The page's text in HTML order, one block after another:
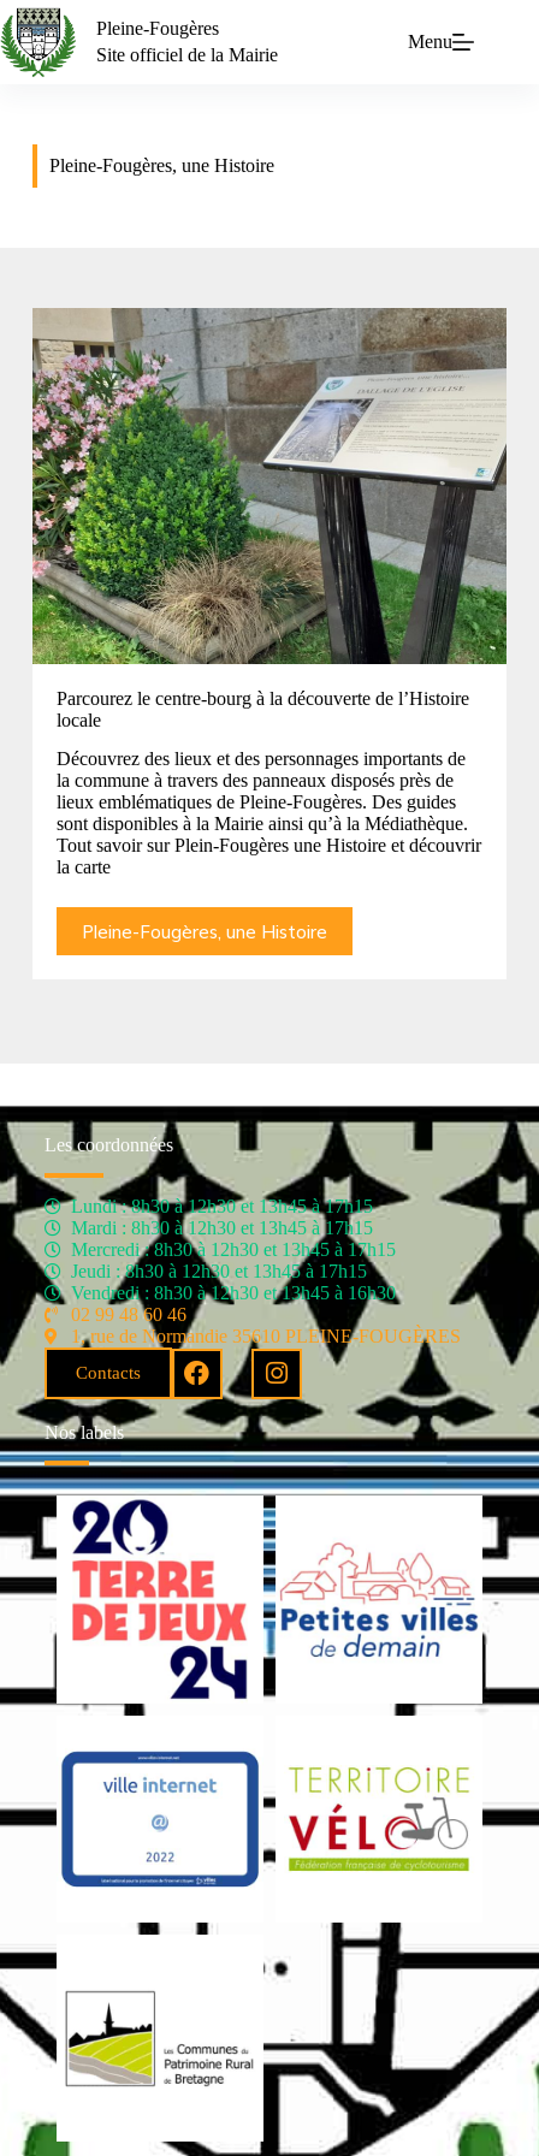
Pleine-Fougères
Site officiel de la Mairie
Menu
Pleine-Fougères, une Histoire
Parcourez le centre-bourg à la découverte de l’Histoire
locale
Découvrez des lieux et des personnages importants de
la commune à travers des panneaux disposés près de
lieux emblématiques de Pleine-Fougères. Des guides
sont disponibles à la Mairie ainsi qu’à la Médiathèque.
Tout savoir sur Plein-Fougères une Histoire et découvrir
la carte
Pleine-Fougères, une Histoire
Les coordonnées
Lundi : 8h30 à 12h30 et 13h45 à 17h15
Mardi : 8h30 à 12h30 et 13h45 à 17h15
Mercredi : 8h30 à 12h30 et 13h45 à 17h15
Jeudi : 8h30 à 12h30 et 13h45 à 17h15
Vendredi : 8h30 à 12h30 et 13h45 à 16h30
02 99 48 60 46
1, rue de Normandie 35610 PLEINE-FOUGÈRES
Contacts
Nos labels